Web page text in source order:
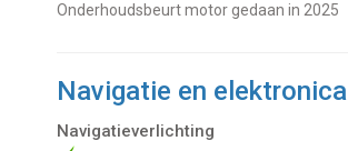
Onderhoudsbeurt motor gedaan in 2025
Navigatie en elektronica
Navigatieverlichting